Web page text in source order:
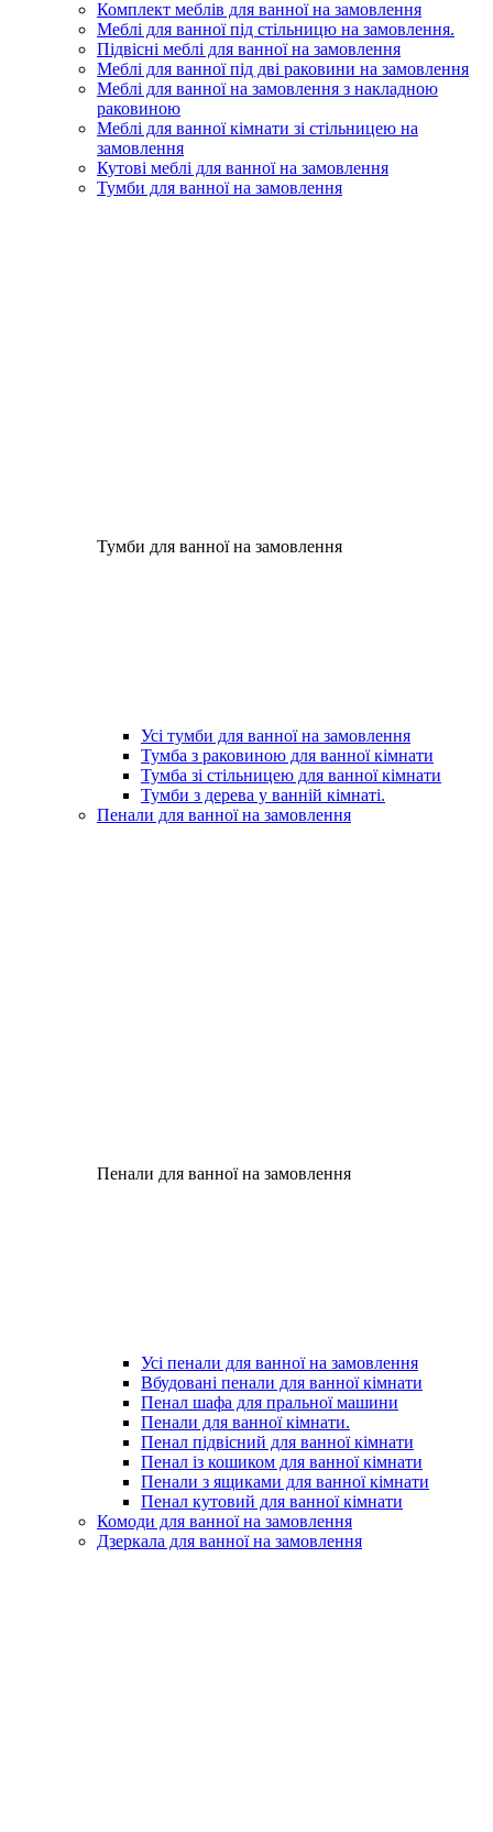
Комплект меблів для ванної на замовлення
Меблі для ванної під стільницю на замовлення.
Підвісні меблі для ванної на замовлення
Меблі для ванної під дві раковини на замовлення
Меблі для ванної на замовлення з накладною
раковиною
Меблі для ванної кімнати зі стільницею на
замовлення
Кутові меблі для ванної на замовлення
Тумби для ванної на замовлення
Тумби для ванної на замовлення
Усі тумби для ванної на замовлення
Тумба з раковиною для ванної кімнати
Тумба зі стільницею для ванної кімнати
Тумби з дерева у ванній кімнаті.
Пенали для ванної на замовлення
Пенали для ванної на замовлення
Усі пенали для ванної на замовлення
Вбудовані пенали для ванної кімнати
Пенал шафа для пральної машини
Пенали для ванної кімнати.
Пенал підвісний для ванної кімнати
Пенал із кошиком для ванної кімнати
Пенали з ящиками для ванної кімнати
Пенал кутовий для ванної кімнати
Комоди для ванної на замовлення
Дзеркала для ванної на замовлення